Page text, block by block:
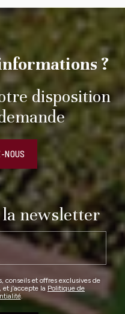
?
disposition
NOUS
la newsletter
conseils et offres exclusives de
, et j’accepte la Politique de
.